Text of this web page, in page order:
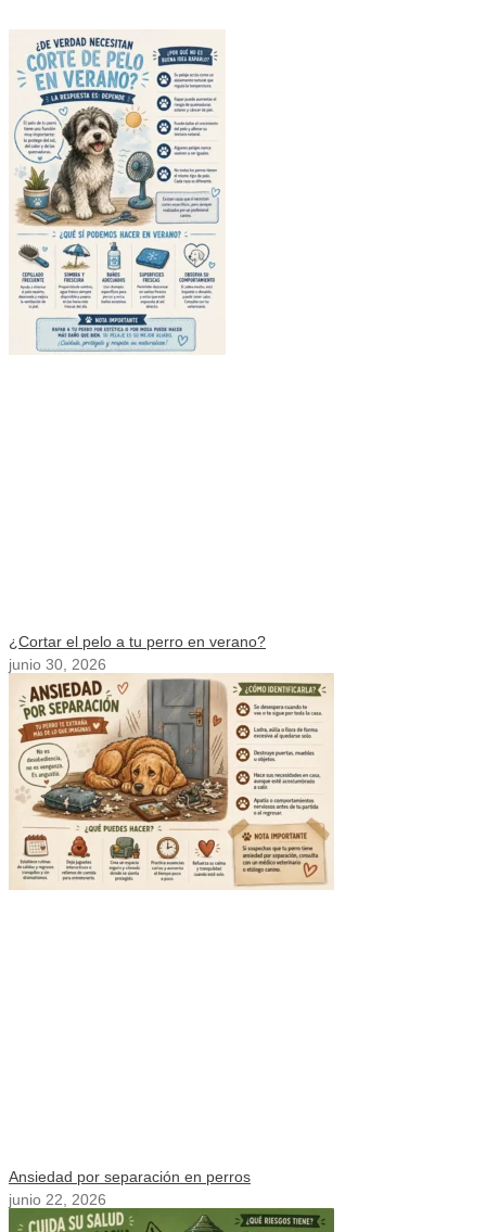
¿Cortar el pelo a tu perro en verano?
junio 30, 2026
Ansiedad por separación en perros
junio 22, 2026